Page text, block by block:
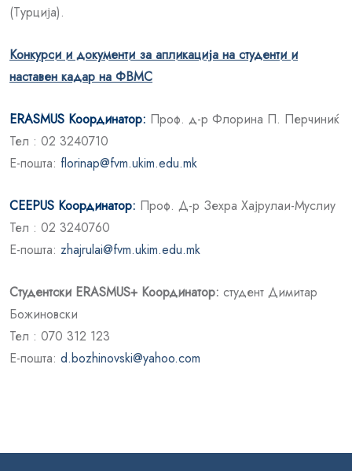
(Турција).
Конкурси и документи за апликација на студенти и
наставен кадар на ФВМС
ERASМUS Координатор: Проф. д-р Флорина П. Перчиниќ
Тел : 02 3240710
E-пошта: florinap@fvm.ukim.edu.mk
CEEPUS Координатор: Проф. Д-р Зехра Хајрулаи-Муслиу
Тел : 02 3240760
E-пошта: zhajrulai@fvm.ukim.edu.mk
Студентски ERASМUS+ Координатор: студент Димитар
Божиновски
Тел : 070 312 123
E-пошта: d.bozhinovski@yahoo.com